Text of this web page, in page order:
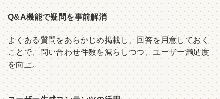
Q&A機能で疑問を事前解消
よくある質問をあらかじめ掲載し、回答を用意しておく
ことで、問い合わせ件数を減らしつつ、ユーザー満足度
を向上。